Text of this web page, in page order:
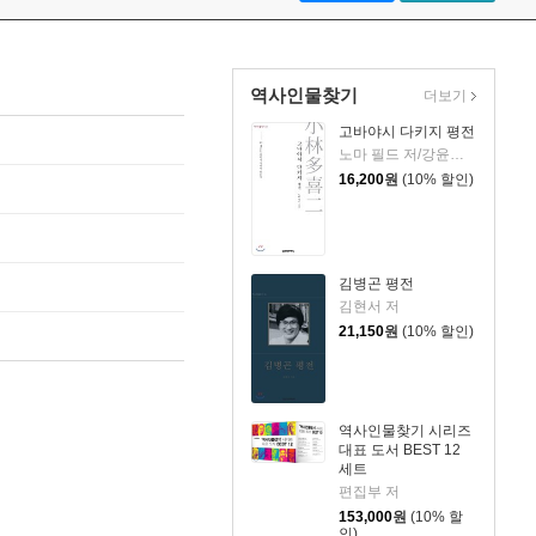
역사인물찾기
고바야시 다키지 평전
노마 필드 저/강윤화 역
16,200원 (10% 할인)
김병곤 평전
김현서 저
21,150원 (10% 할인)
역사인물찾기 시리즈
대표 도서 BEST 12
세트
편집부 저
153,000원 (10% 할
더보기